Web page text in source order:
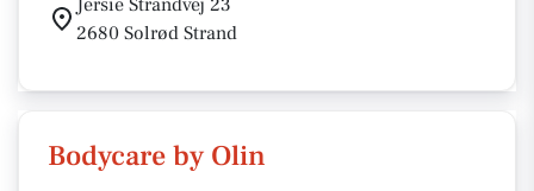
Jersie Strandvej 23
2680 Solrød Strand
Bodycare by Olin